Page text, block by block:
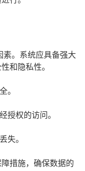
。系统应具备强大
和隐私性。
。
授权的访问。
失。
措施，确保数据的